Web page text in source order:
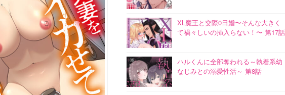
XL魔王と交際0日婚〜そんな大きく
て禍々しいの挿入らない！〜 第17話
ハルくんに全部奪われる～執着系幼
なじみとの溺愛性活～ 第8話